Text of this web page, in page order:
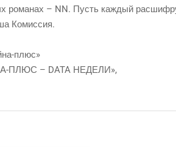
рома­нах – NN. Пусть каж­дый
Комиссия.
плюс»
ПЛЮС – DATA НЕДЕЛИ»,